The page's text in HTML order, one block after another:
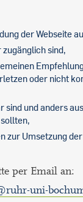
der Webseite
sind,
oder nicht
sind und anders
zur Umsetzung
per Email an:
uni-